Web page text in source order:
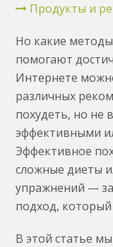
Продукты и
Но какие
помогают
Интернете
различных
похудеть, но не
эффективными
Эффективное
сложные диеты
упражнений —
подход,
В этой статье